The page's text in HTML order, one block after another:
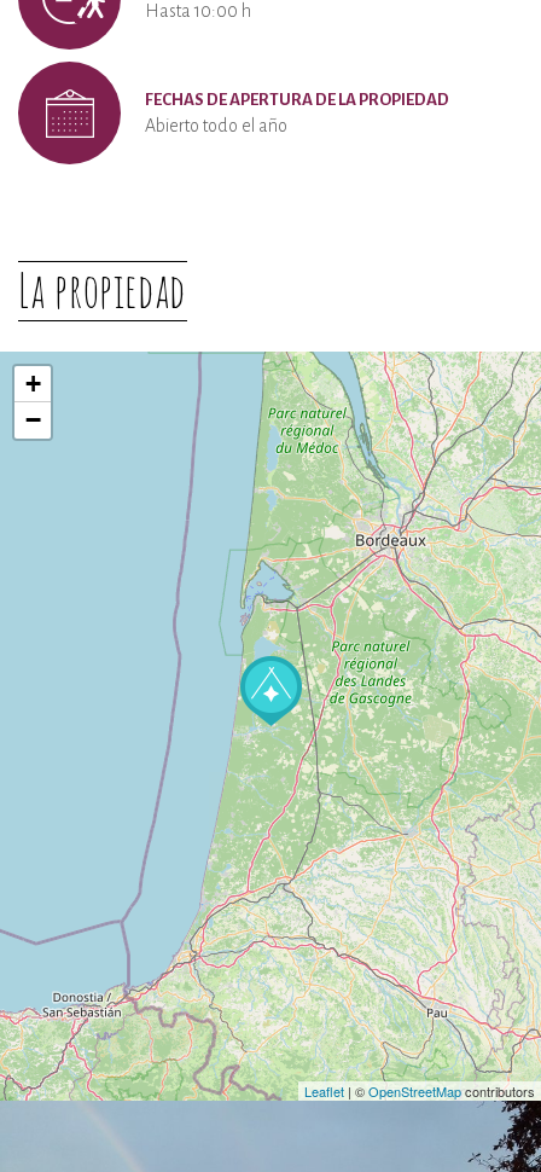
Hasta 10:00 h
FECHAS DE APERTURA DE LA PROPIEDAD
Abierto todo el año
La propiedad
+
−
Leaflet | ©OpenStreetMapcontributors